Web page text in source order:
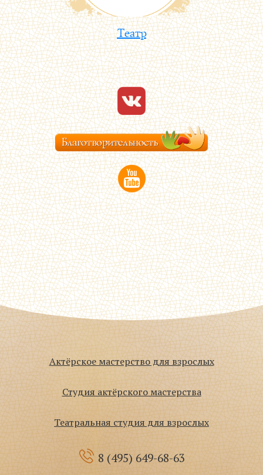
Театр
Актёрское мастерство для взрослых
Студия актёрского мастерства
Театральная студия для взрослых
8 (495) 649-68-63